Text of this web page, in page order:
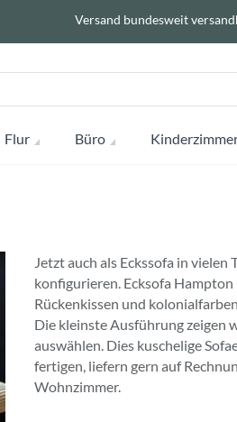
Versand bundesweit
Flur Büro
Jetzt auch als Eckssofa in vielen
konfigurieren. Ecksofa Hampton
Rückenkissen und
Die kleinste Ausführung zeigen
auswählen. Dies kuschelige
fertigen, liefern gern auf
Wohnzimmer.